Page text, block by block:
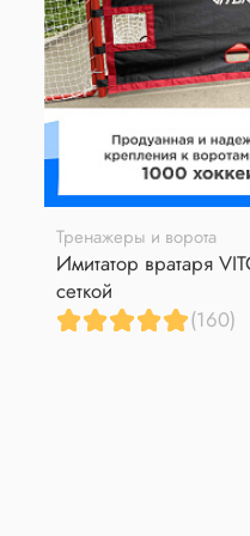
Тренажеры и ворота
Имитатор вратаря
сеткой
(160)